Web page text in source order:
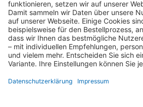
Ratgeber
Folgen Sie uns auch
Unser Angebot richtet sich ausschließlich an